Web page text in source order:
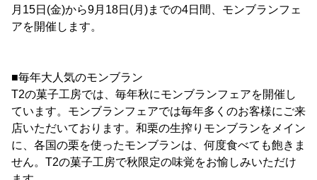
月15日(金)から9月18日(月)までの4日間、モンブランフェ
アを開催します。
■毎年大人気のモンブラン
T2の菓子工房では、毎年秋にモンブランフェアを開催し
ています。モンブランフェアでは毎年多くのお客様にご来
店いただいております。和栗の生搾りモンブランをメイン
に、各国の栗を使ったモンブランは、何度食べても飽きま
せん。T2の菓子工房で秋限定の味覚をお愉しみいただけ